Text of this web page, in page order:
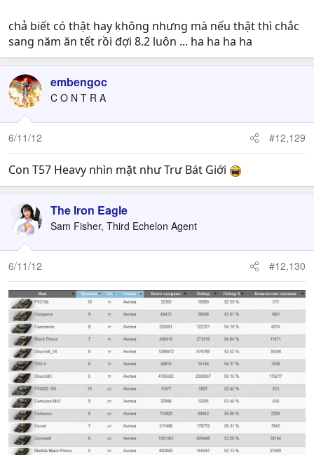
chả biết có thật hay không nhưng mà nếu thật thì chắc
sang năm ăn tết rồi đợi 8.2 luôn ... ha ha ha ha
embengoc
C O N T R A
6/11/12 #12,129
Con T57 Heavy nhìn mặt như Trư Bát Giới
The Iron Eagle
Sam Fisher, Third Echelon Agent
6/11/12 #12,130